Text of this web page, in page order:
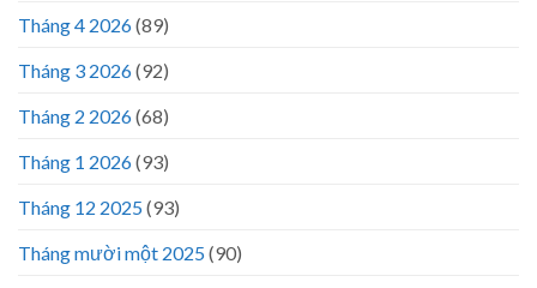
Tháng 4 2026(89)
Tháng 3 2026(92)
Tháng 2 2026(68)
Tháng 1 2026(93)
Tháng 12 2025(93)
Tháng mười một 2025(90)